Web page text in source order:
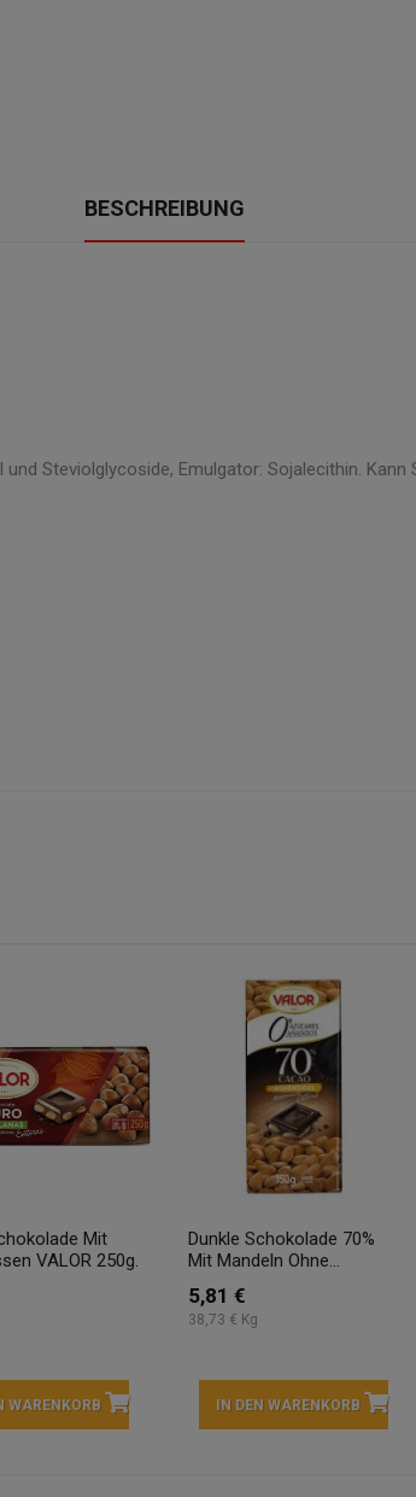
BESCHREIBUNG
Steviolglycoside, Emulgator: Sojalecithin.
Mit
VALOR 250g.
WARENKORB
Dunkle Schokolade 70%
Mit Mandeln Ohne...
5,81 €
38,73 € Kg
IN DEN WARENKORB